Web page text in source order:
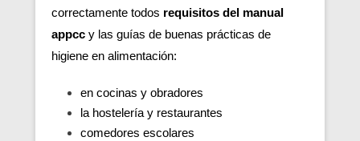
correctamente todos requisitos del manual
appcc y las guías de buenas prácticas de
higiene en alimentación:
en cocinas y obradores
la hostelería y restaurantes
comedores escolares